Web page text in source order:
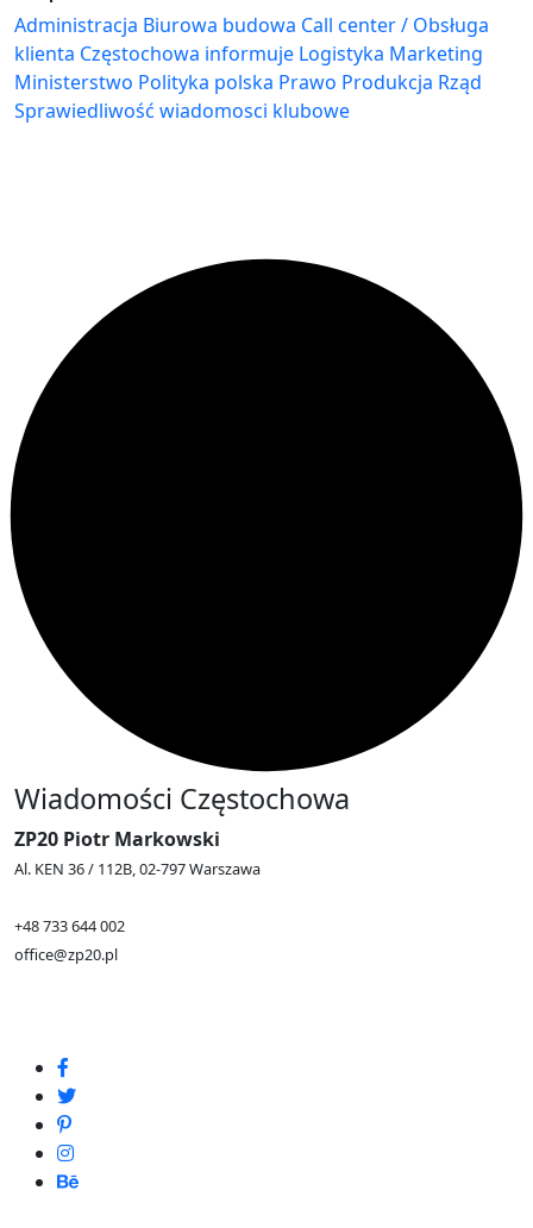
Administracja Biurowa budowa Call center / Obsługa
klienta Częstochowa informuje Logistyka Marketing
Ministerstwo Polityka polska Prawo Produkcja Rząd
Sprawiedliwość wiadomosci klubowe
Wiadomości Częstochowa
ZP20 Piotr Markowski
Al. KEN 36 / 112B, 02-797 Warszawa
+48 733 644 002
office@zp20.pl